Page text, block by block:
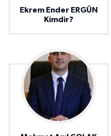
Ekrem Ender ERGÜN
Kimdir?